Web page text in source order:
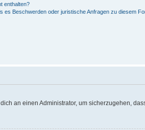
enthalten?
es Beschwerden oder juristische Anfragen zu diesem
an einen Administrator, um sicherzugehen,